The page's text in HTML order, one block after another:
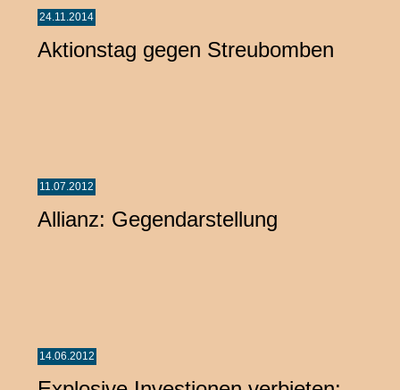
24.11.2014
Aktionstag gegen Streubomben
11.07.2012
Allianz: Gegendarstellung
14.06.2012